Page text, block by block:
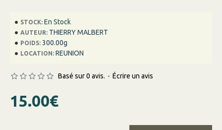
STOCK: En Stock
AUTEUR: THIERRY MALBERT
POIDS: 300.00g
LOCATION: REUNION
Basé sur 0 avis. - Écrire un avis
15.00€